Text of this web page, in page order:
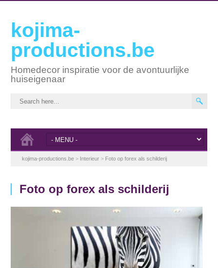
kojima-
productions.be
Homedecor inspiratie voor de avontuurlijke
huiseigenaar
kojima-productions.be > Interieur > Foto op forex als schilderij
Foto op forex als schilderij